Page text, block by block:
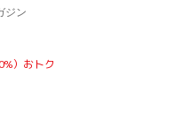
ジン
）おトク